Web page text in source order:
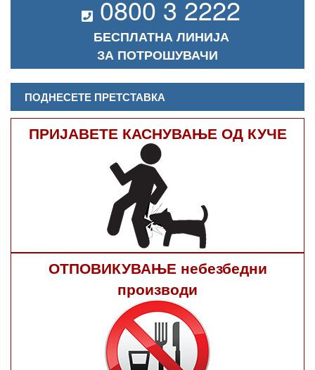
0800 3 2222
БЕСПЛАТНА ЛИНИЈА
ЗА ПОТРОШУВАЧИ
ПОДНЕСЕТЕ ПРЕТСТАВКА
ПРИЈАВЕТЕ КАСНУВАЊЕ ОД КУЧЕ
ОТПОВИКУВАЊЕ небезбедни
производи